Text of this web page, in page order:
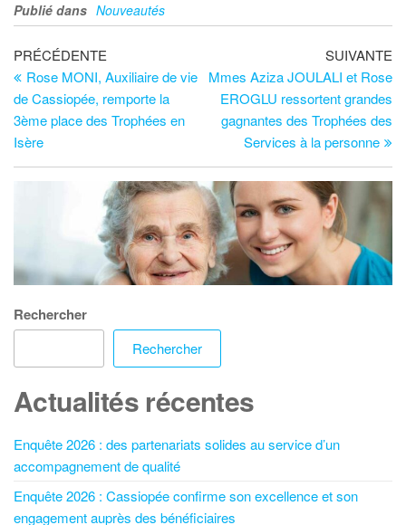
Publié dans Nouveautés
PRÉCÉDENTE
Rose MONI, Auxiliaire de vie
de Cassiopée, remporte la
3ème place des Trophées en
Isère
SUIVANTE
Mmes Aziza JOULALI et Rose
EROGLU ressortent grandes
gagnantes des Trophées des
Services à la personne
Rechercher
Rechercher
Actualités récentes
Enquête 2026 : des partenariats solides au service d’un
accompagnement de qualité
Enquête 2026 : Cassiopée confirme son excellence et son
engagement auprès des bénéficiaires